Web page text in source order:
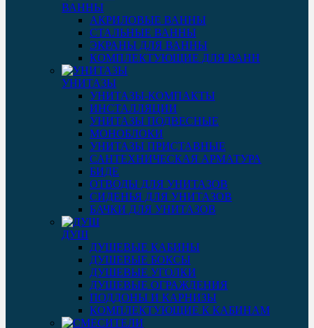
ВАННЫ
АКРИЛОВЫЕ ВАННЫ
СТАЛЬНЫЕ ВАННЫ
ЭКРАНЫ ДЛЯ ВАННЫ
КОМПЛЕКТУЮЩИЕ ДЛЯ ВАНН
УНИТАЗЫ
УНИТАЗЫ-КОМПАКТЫ
ИНСТАЛЛЯЦИИ
УНИТАЗЫ ПОДВЕСНЫЕ
МОНОБЛОКИ
УНИТАЗЫ ПРИСТАВНЫЕ
САНТЕХНИЧЕСКАЯ АРМАТУРА
БИДЕ
ОТВОДЫ ДЛЯ УНИТАЗОВ
СИДЕНЬЯ ДЛЯ УНИТАЗОВ
БАЧКИ ДЛЯ УНИТАЗОВ
ДУШ
ДУШЕВЫЕ КАБИНЫ
ДУШЕВЫЕ БОКСЫ
ДУШЕВЫЕ УГОЛКИ
ДУШЕВЫЕ ОГРАЖДЕНИЯ
ПОДДОНЫ И КАРНИЗЫ
КОМПЛЕКТУЮЩИЕ К КАБИНАМ